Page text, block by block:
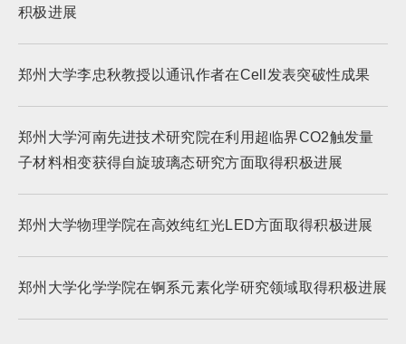
积极进展
郑州大学李忠秋教授以通讯作者在Cell发表突破性成果
郑州大学河南先进技术研究院在利用超临界CO2触发量
子材料相变获得自旋玻璃态研究方面取得积极进展
郑州大学物理学院在高效纯红光LED方面取得积极进展
郑州大学化学学院在锕系元素化学研究领域取得积极进展